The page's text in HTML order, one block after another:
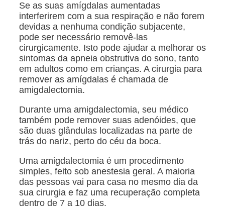
Se as suas amígdalas aumentadas
interferirem com a sua respiração e não forem
devidas a nenhuma condição subjacente,
pode ser necessário removê-las
cirurgicamente. Isto pode ajudar a melhorar os
sintomas da apneia obstrutiva do sono, tanto
em adultos como em crianças. A cirurgia para
remover as amígdalas é chamada de
amigdalectomia.
Durante uma amigdalectomia, seu médico
também pode remover suas adenóides, que
são duas glândulas localizadas na parte de
trás do nariz, perto do céu da boca.
Uma amigdalectomia é um procedimento
simples, feito sob anestesia geral. A maioria
das pessoas vai para casa no mesmo dia da
sua cirurgia e faz uma recuperação completa
dentro de 7 a 10 dias.